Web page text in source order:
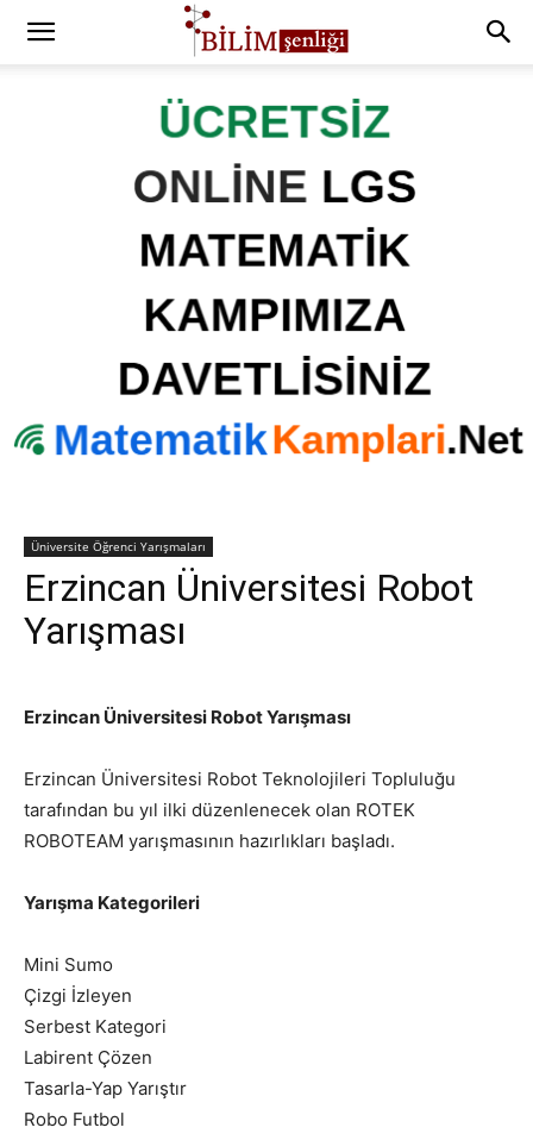
Üniversite Öğrenci Yarışmaları
Erzincan Üniversitesi Robot
Yarışması
Erzincan Üniversitesi Robot Yarışması
Erzincan Üniversitesi Robot Teknolojileri Topluluğu
tarafından bu yıl ilki düzenlenecek olan ROTEK
ROBOTEAM yarışmasının hazırlıkları başladı.
Yarışma Kategorileri
Mini Sumo
Çizgi İzleyen
Serbest Kategori
Labirent Çözen
Tasarla-Yap Yarıştır
Robo Futbol